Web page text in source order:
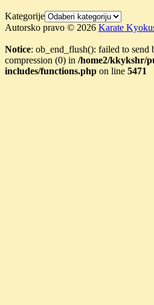
Kategorije
Autorsko pravo © 2026 Karate
Notice: ob_end_flush(): failed to
compression (0) in /home2/kkykshr/
includes/functions.php on line 5471